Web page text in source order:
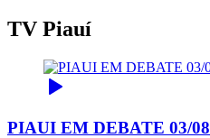
TV Piauí
PIAUI EM DEBATE 03/08